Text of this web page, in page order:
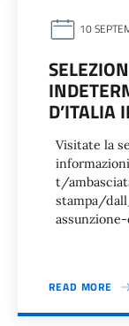
10
D’ITALIA
Visitate la
t/
stampa/
READ MORE